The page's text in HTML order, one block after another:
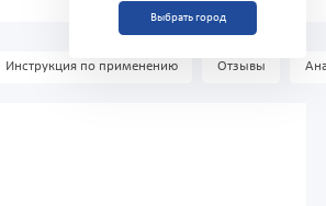
Выбрать город
Инструкция по применению Отзывы